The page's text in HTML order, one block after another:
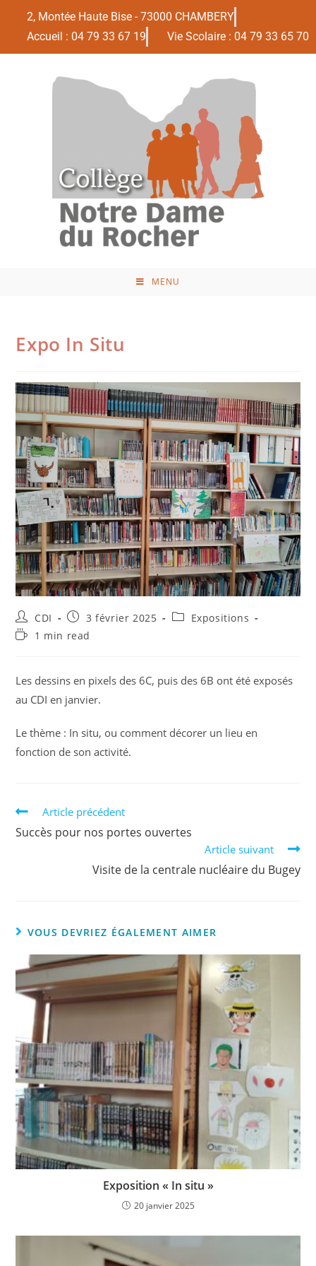
2, Montée Haute Bise - 73000 CHAMBERY
Accueil : 04 79 33 67 19
Vie Scolaire : 04 79 33 65 70
MENU
Expo In Situ
CDI 3 février 2025
Expositions
1 min read
Les dessins en pixels des 6C, puis des 6B ont été exposés
au CDI en janvier.
Le thème : In situ, ou comment décorer un lieu en
fonction de son activité.
Article précédent
Succès pour nos portes ouvertes
Article suivant
Visite de la centrale nucléaire du Bugey
VOUS DEVRIEZ ÉGALEMENT AIMER
Exposition « In situ »
20 janvier 2025